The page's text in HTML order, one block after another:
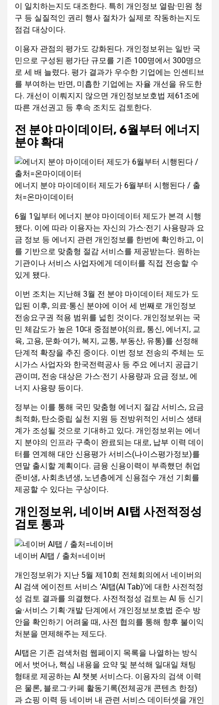
이 일치하는지도 대조한다. 특히 개인정보 열람·민원 청
구 등 실질적인 권리 행사 절차가 실제로 작동하는지도
점검 대상이다.
이용자 관점의 평가도 강화된다. 개인정보위는 일반 국
민으로 구성된 평가단 규모를 기존 100명에서 300명으
로 세 배 늘렸다. 평가 결과가 우수한 기업에는 인센티브
를 부여하는 반면, 미흡한 기업에는 자율 개선을 유도한
다. 개선이 이뤄지지 않으면 개인정보보호법 제61조에
따른 개선권고 등 후속 조치도 검토한다.
전 분야 마이데이터, 6월부터 에너지
분야 확대
에너지 분야 마이데이터 제도가 6월부터 시행된다 / 출
처=온마이데이터
6월 1일부터 에너지 분야 마이데이터 제도가 본격 시행
됐다. 이에 따라 이용자는 자신의 가스·전기 사용량과 요
금 정보 등 에너지 관련 개인정보를 한번에 확인하고, 이
를 기반으로 맞춤형 절감 서비스를 제공받는다. 원하는
기관이나 서비스 사업자에게 데이터를 직접 전송할 수
있게 됐다.
이번 조치는 지난해 3월 전 분야 마이데이터 제도가 도
입된 이후, 의료·통신 분야에 이어 세 번째로 개인정보
전송요구권 적용 범위를 넓힌 것이다. 개인정보위는 국
민 체감도가 높은 10대 중점분야(의료, 통신, 에너지, 교
육, 고용, 문화·여가, 복지, 교통, 부동산, 유통)를 선정해
단계적 확장을 추진 중이다. 이번 정보 전송의 주체는 도
시가스 사업자와 한국전력공사 등 주요 에너지 공급기
관이며, 전송 대상은 가스·전기 사용량과 요금 정보, 에
너지 사용량 등이다.
정부는 이를 통해 국민 맞춤형 에너지 절감 서비스, 요금
최적화, 탄소중립 실천 지원 등 전방위적인 서비스 생태
계가 조성될 것으로 기대하고 있다. 개인정보위는 에너
지 분야의 인프라 구축이 완료되는 대로, 납부 이력 데이
터를 연계해 대안 신용평가 서비스(나이스평가정보)를
연말 출시할 계획이다. 금융 신용이력이 부족했던 취업
준비생, 사회초년생, 노년층에게 신용점수 개선 기회를
제공할 수 있다는 구상이다.
개인정보위, 네이버 AI탭 사전적정성
검토 통과
네이버 AI탭 / 출처=네이버
개인정보위가 지난 5월 제10회 전체회의에서 네이버의
AI 검색 에이전트 서비스 ‘AI탭(AI Tab)’에 대한 사전적정
성 검토 결과를 의결했다. 사전적정성 검토는 AI 등 신기
술·서비스 기획·개발 단계에서 개인정보보호법 준수 방
안을 확인하기 어려울 때, 사전 협의를 통해 향후 불이익
처분을 면제해주는 제도다.
AI탭은 기존 검색처럼 웹페이지 목록을 나열하는 방식
에서 벗어나, 핵심 내용을 요약 및 분석해 일대일 채팅
형태로 제공하는 AI 챗봇 서비스다. 이용자의 검색 이력
은 물론, 블로그·카페 활동기록(전체공개 콘텐츠 한정)
과 쇼핑 이력 등 네이버 내 관련 서비스 데이터셋을 개인